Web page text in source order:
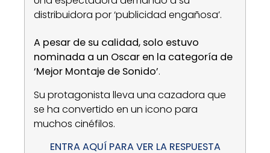
distribuidora por ‘publicidad engañosa’.
A pesar de su calidad, solo estuvo
nominada a un Oscar en la categoría de
‘Mejor Montaje de Sonido’.
Su protagonista lleva una cazadora que
se ha convertido en un icono para
muchos cinéfilos.
ENTRA AQUÍ PARA VER LA RESPUESTA